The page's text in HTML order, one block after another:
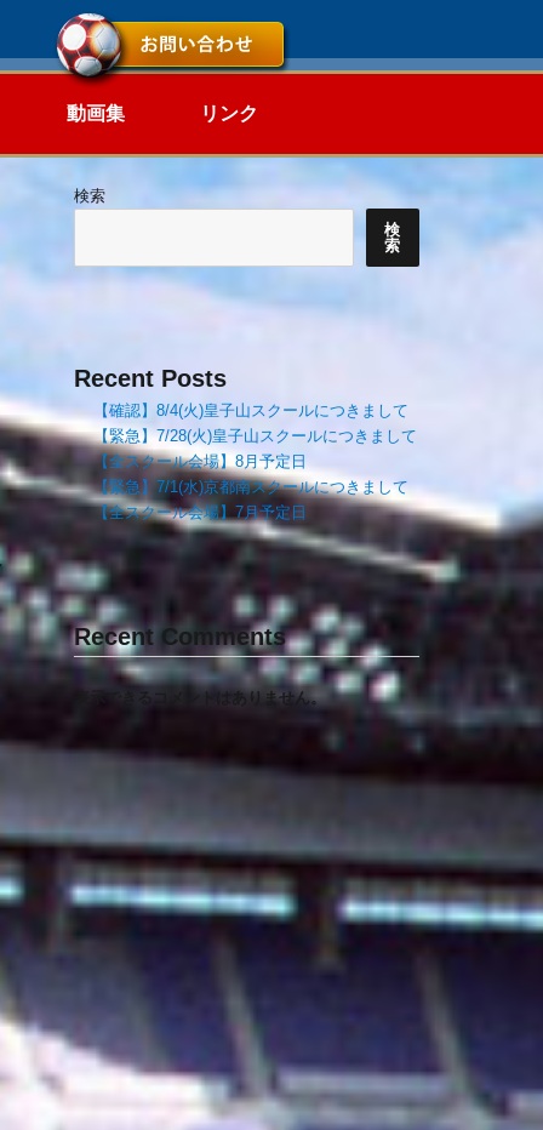
動画集 リンク
検索
検
索
Recent Posts
【確認】8/4(火)皇子山スクールにつきまして
【緊急】7/28(火)皇子山スクールにつきまして
【全スクール会場】8月予定日
【緊急】7/1(水)京都南スクールにつきまして
【全スクール会場】7月予定日
Recent Comments
表示できるコメントはありません。